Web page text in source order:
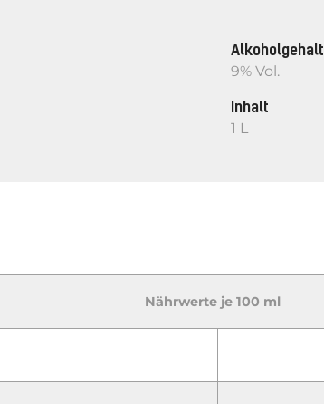
Alkoholgehalt
9% Vol.
Inhalt
1 L
Nährwerte je 100 ml